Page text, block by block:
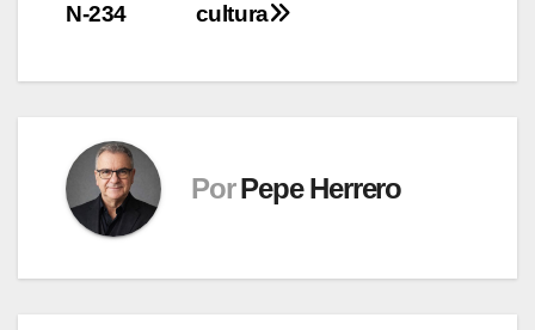
cultura
N-234
Por Pepe Herrero